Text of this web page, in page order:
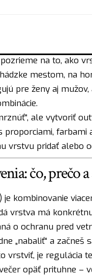
na to, ako
mestom, na
pre ženy aj
ale vytvoriť
proporciami,
vrstvu pridať alebo
čo, prečo
kombinovanie
vrstva má
o ochranu pred
„nabaliť“ a začneš
vrstviť, je regulácia
opäť prituhne